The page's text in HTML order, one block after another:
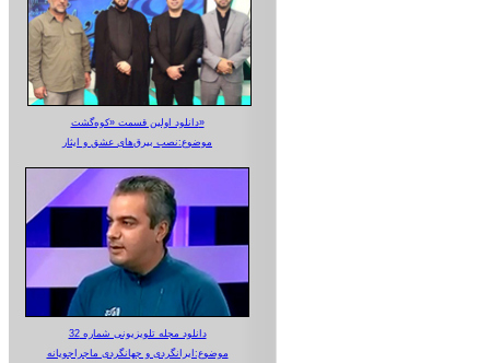
دانلود اولین قسمت «کوه‌گشت»
موضوع:نصب بیرق‌های عشق و ایثار
دانلود مجله تلویزیونی شماره 32
موضوع:ایرانگردی و جهانگردی ماجراجویانه